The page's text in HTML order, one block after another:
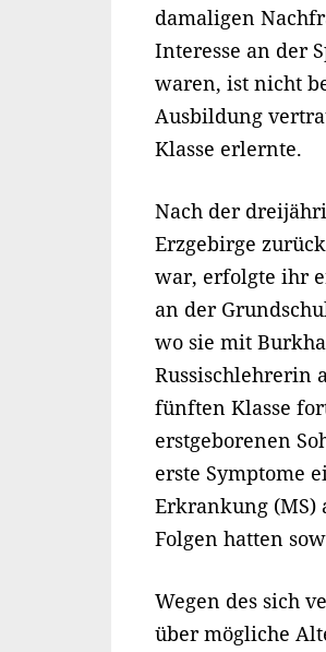
damaligen
Interesse an der
waren, ist nicht
Ausbildung
Klasse erlernte.
Nach der
Erzgebirge
war, erfolgte ihr
an der
wo sie mit
Russischlehrerin
fünften Klasse
erstgeborenen
erste Symptome
Erkrankung (MS)
Folgen hatten
Wegen des sich
über mögliche